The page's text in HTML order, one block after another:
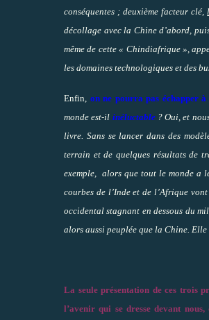
conséquentes ; deuxième facteur clé,
décollage avec la Chine d’abord,
même de cette « Chindiafrique »,
les domaines technologiques et des
Enfin, on ne pourra pas échapper
monde est-il inéluctable? Oui, et
livre. Sans se lancer dans des
terrain et de quelques résultats de
exemple, alors que tout le monde a
courbes de l’Inde et de l’Afrique
occidental stagnant en dessous du
alors aussi peuplée que la Chine.
La seule présentation de ces trois
l’avenir qui se dresse devant